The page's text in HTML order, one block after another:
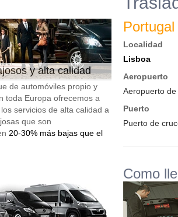
y alta calidad
de automóviles propio y
toda Europa ofrecemos a
servicios de alta calidad a
que son
20-30% más bajas que el
Portugal
Localidad
Lisboa
Aeropuerto
Aeropuerto de
Puerto
Puerto de
Como